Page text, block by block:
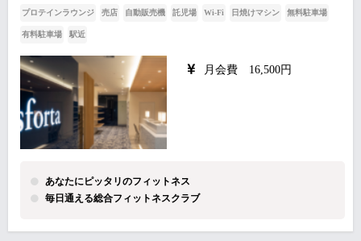
プロテインラウンジ 売店 自動販売機 託児場 Wi-Fi 日焼けマシン 無料駐車場
有料駐車場 駅近
月会費 16,500円
あなたにピッタリのフィットネス
毎日通える総合フィットネスクラブ